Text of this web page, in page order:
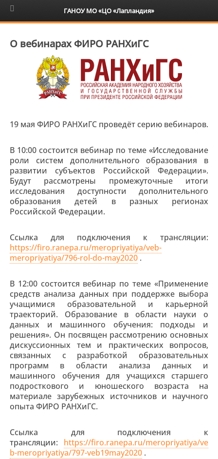
6+
О вебинарах ФИРО РАНХиГС
19 мая ФИРО РАНХиГС проведёт серию вебинаров.
В 10:00 состоится вебинар по теме «Исследование
роли систем дополнительного образования в
развитии субъектов Российской Федерации».
Будут рассмотрены промежуточные итоги
исследования доступности дополнительного
образования детей в разных регионах
Российской Федерации.
Ссылка для подключения к трансляции:
https://firo.ranepa.ru/meropriyatiya/veb-
meropriyatiya/796-rol-do-may2020 .
В 12:00 состоится вебинар по теме «Применение
средств анализа данных при поддержке выбора
учащимися образовательной и карьерной
траекторий. Образование в области науки о
данных и машинного обучения: подходы и
решения». Он посвящен рассмотрению основных
дискуссионных тем и практических вопросов,
связанных с разработкой образовательных
программ в области анализа данных и
машинного обучения для учащихся старшего
подросткового и юношеского возраста на
материале зарубежных источников и научного
опыта ФИРО РАНХиГС.
Ссылка для подключения к
трансляции: https://firo.ranepa.ru/meropriyatiya/ve
b-meropriyatiya/797-veb19may2020 .
ГАНОУ МО «ЦО «Лапландия»